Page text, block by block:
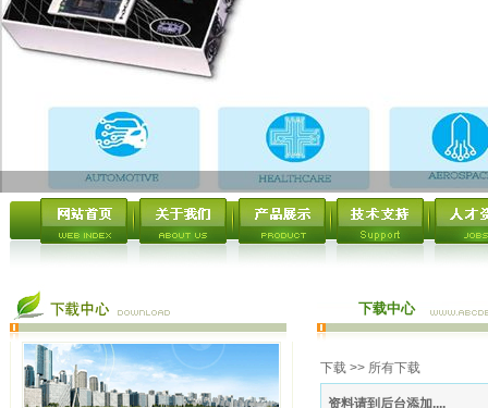
下载中心
下载>> 所有下载
资料请到后台添加....